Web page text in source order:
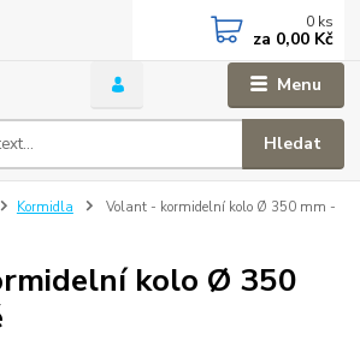
Menu
Hledat
0 ks
za 0,00 Kč
Kormidla
Volant - kormidelní kolo Ø 350 mm -
kolo Ø 350